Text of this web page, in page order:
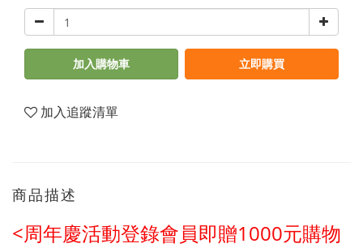
加入購物車 立即購買
加入追蹤清單
商品描述
<周年慶活動登錄會員即贈1000元購物